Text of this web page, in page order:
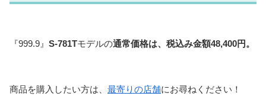
『999.9』 S-781Tモデルの通常価格は、税込み金額48,400円。
商品を購入したい方は、 最寄りの店舗にお尋ねください！